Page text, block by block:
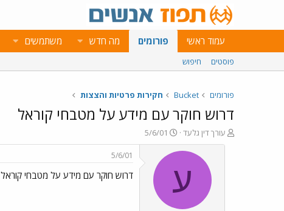
עמוד ראשי פורומים מה חדש משתמשים
פוסטים חיפוש
פורומים Bucket חקירות פרטיות והצצות
דרוש חוקר עם מידע על מטבחי קוראל
פ
ו
עורך דין גלעד
פ
ו
ר
א
5/6/01
ע
5/6/01
דרוש חוקר עם מידע על מטבחי קוראל